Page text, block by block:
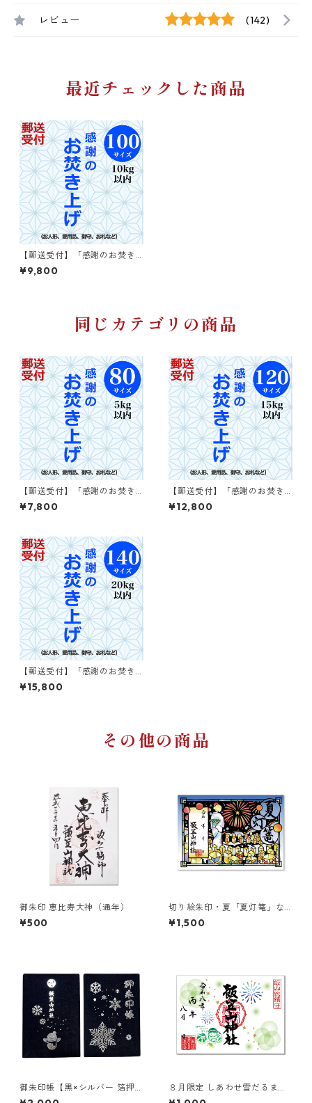
レビュー (142)
最近チェックした商品
【郵送受付】「感謝のお焚き
上げ」100サイズ
¥9,800
同じカテゴリの商品
【郵送受付】「感謝のお焚き
上げ」80サイズ
¥7,800
【郵送受付】「感謝のお焚き
上げ」120サイズ
¥12,800
【郵送受付】「感謝のお焚き
上げ」140サイズ
¥15,800
その他の商品
御朱印 恵比寿大神（通年）
¥500
切り絵朱印・夏「夏灯篭」な
つとうろう
¥1,500
御朱印帳【黒×シルバー 箔押
し】
８月限定 しあわせ雪だるま朱
印